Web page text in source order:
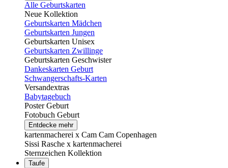
Alle Geburtskarten
Neue Kollektion
Geburtskarten Mädchen
Geburtskarten Jungen
Geburtskarten Unisex
Geburtskarten Zwillinge
Geburtskarten Geschwister
Dankeskarten Geburt
Schwangerschafts-Karten
Versandextras
Babytagebuch
Poster Geburt
Fotobuch Geburt
Entdecke mehr
kartenmacherei x Cam Cam Copenhagen
Sissi Rasche x kartenmacherei
Sternzeichen Kollektion
Taufe